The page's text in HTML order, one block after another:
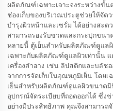
ผลิตภัณฑ์เฉพาะเจาะจงระหว่างขั้
ช่องเก็บของบริเวณประตูช่วยให้จั
บำรุงผิวหน้าและเซรั่ม ได้อย่างสะ
สามารถรองรับขวดและกระปุกขน
หลายนี้ ตู้เย็นสำหรับผลิตภัณฑ์ดูแล
เฉพาะกับผลิตภัณฑ์ดูแลผิวเท่านั้น
เครื่องสำอาง เช่น ลิปสติกและบลั
จากการจัดเก็บในอุณหภูมิเย็น โดย
เย็นสำหรับผลิตภัณฑ์ดูแลผิวขนาดมิ
อุปกรณ์จัดระเบียบที่ถอดออกได้ ซึ่
อย่างมีประสิทธิภาพ คุณจึงสามาร